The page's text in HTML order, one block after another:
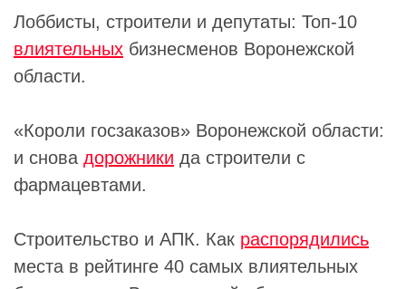
Лоббисты, строители и депутаты: Топ-10
влиятельных бизнесменов Воронежской
области.
«Короли госзаказов» Воронежской области:
и снова дорожники да строители с
фармацевтами.
Строительство и АПК. Как распорядились
места в рейтинге 40 самых влиятельных